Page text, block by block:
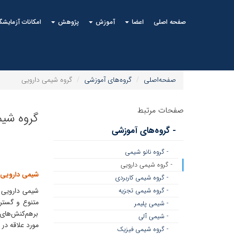
صفحه اصلی اعضا آموزش پژوهش امکانات
صفحه‌اصلی گروه‌های آموزشی گروه شیمی دارویی
گروه
شیمی دارویی
شیمی دارویی
متنوع و
برهم‌کنش‌های
مورد علاقه
صفحات مرتبط
- گروه‌های آموزشی
- گروه نانو شیمی
- گروه شیمی دارویی
- گروه شیمی کاربردی
- گروه شیمی تجزیه
- شیمی پلیمر
- شیمی آلی
- گروه شیمی فیزیک